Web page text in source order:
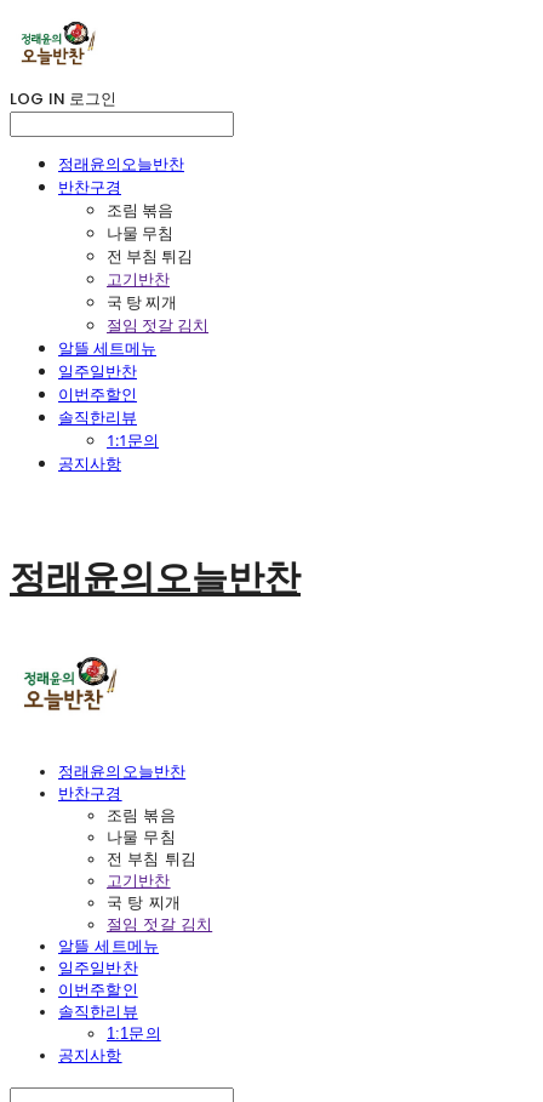
LOG IN 로그인
정래윤의오늘반찬
반찬구경
조림 볶음
나물 무침
전 부침 튀김
고기반찬
국 탕 찌개
절임 젓갈 김치
알뜰 세트메뉴
일주일반찬
이번주할인
솔직한리뷰
1:1문의
공지사항
정래윤의오늘반찬
정래윤의오늘반찬
반찬구경
조림 볶음
나물 무침
전 부침 튀김
고기반찬
국 탕 찌개
절임 젓갈 김치
알뜰 세트메뉴
일주일반찬
이번주할인
솔직한리뷰
1:1문의
공지사항